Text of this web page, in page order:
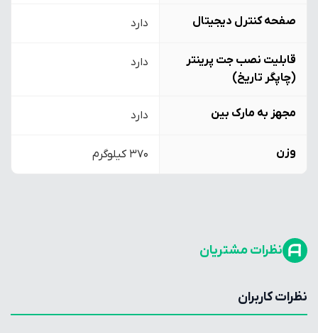
صفحه کنترل دیجیتال دارد
قابلیت نصب جت پرینتر
(چاپگر تاریخ)
دارد
مجهز به مارک بین دارد
وزن 370 کیلوگرم
نظرات مشتریان
نظرات کاربران